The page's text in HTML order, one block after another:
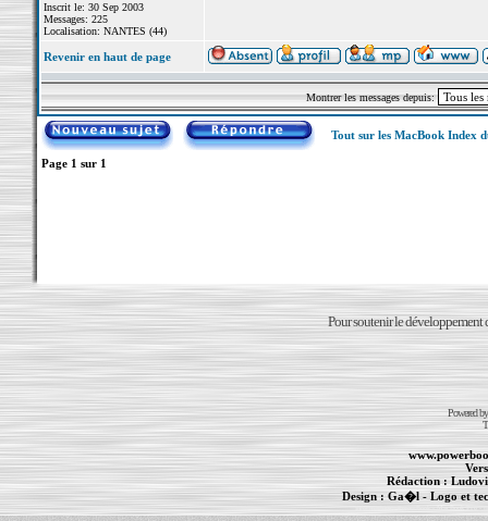
Inscrit le: 30 Sep 2003
Messages: 225
Localisation: NANTES (44)
Revenir en haut de page
Montrer les messages depuis:
Tout sur les MacBook Index
Page 1 sur 1
Pour soutenir le développement
Powered
Rédaction :
Design : Ga�l - Logo et
Informations : - MacBook Pro